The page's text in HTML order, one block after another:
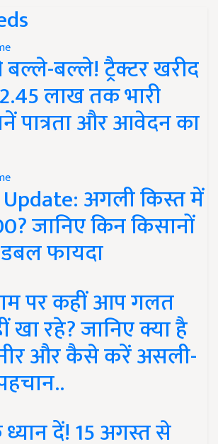
बल्ले-बल्ले! ट्रैक्टर खरीद
लाख तक भारी
पात्रता और आवेदन का
अगली किस्त में
जानिए किन किसानों
फायदा
पर कहीं आप गलत
खा रहे? जानिए क्या है
और कैसे करें असली-
ध्यान दें! 15 अगस्त से